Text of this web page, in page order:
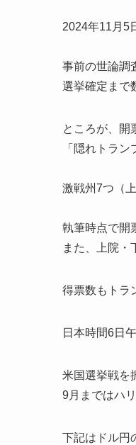
2024年11月5
事前の世論調
選挙確定まで
ところが、開
「隠れトラ
激戦州7つ（
執筆時点で開
また、上院・
得票数もトラ
日本時間6日
米国選挙戦を
9月まではハ
下記はドル円